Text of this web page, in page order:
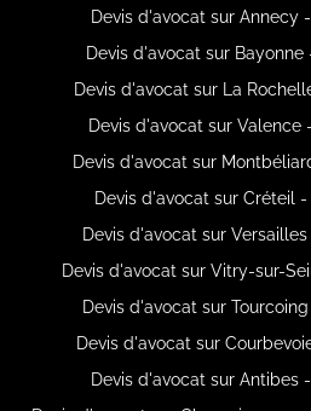
Devis d'avocat sur Annecy
Devis d'avocat sur
Devis d'avocat sur La
Devis d'avocat sur Valence
Devis d'avocat sur
Devis d'avocat sur Créteil
Devis d'avocat sur
Devis d'avocat sur Vitry-sur-
Devis d'avocat sur
Devis d'avocat sur
Devis d'avocat sur Antibes